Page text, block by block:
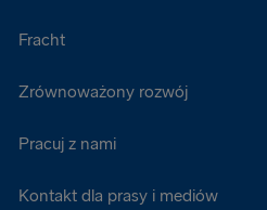
Fracht
Zrównoważony rozwój
Pracuj z nami
Kontakt dla prasy i mediów